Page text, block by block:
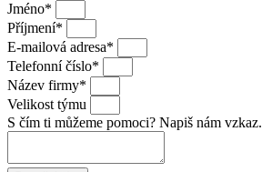
Jméno*
Příjmení*
E-mailová adresa*
Telefonní číslo*
Název firmy*
Velikost týmu
S čím ti můžeme pomoci? Napiš nám vzkaz.